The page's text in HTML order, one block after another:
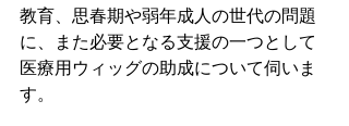
教育、思春期や弱年成人の世代の問題
に、また必要となる支援の一つとして
医療用ウィッグの助成について伺いま
す。